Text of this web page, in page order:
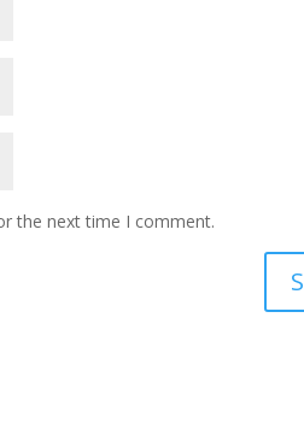
the next time I comment.